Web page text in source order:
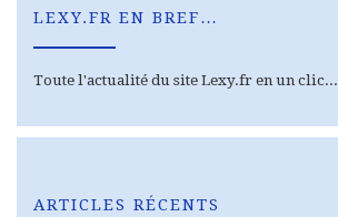
LEXY.FR EN BREF…
Toute l'actualité du site Lexy.fr en un clic...
ARTICLES RÉCENTS